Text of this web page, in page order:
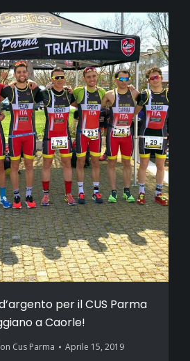
per il CUS Parma
a Caorle!
Cus Parma Aprile 15, 2019